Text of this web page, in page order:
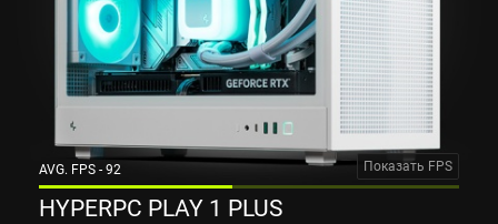
AVG. FPS - 92 Показать FPS
HYPERPC PLAY 1 PLUS